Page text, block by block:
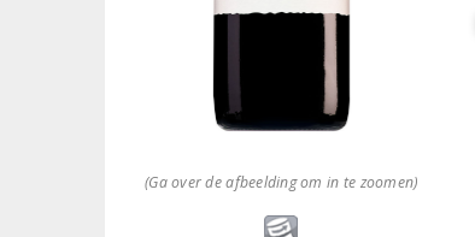
(Ga over de afbeelding om in te zoomen)